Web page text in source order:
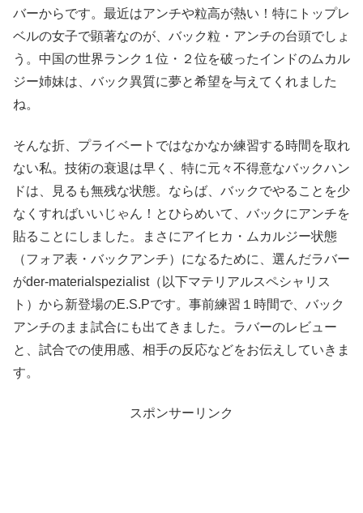
バーからです。最近はアンチや粒高が熱い！特にトップレ
ベルの女子で顕著なのが、バック粒・アンチの台頭でしょ
う。中国の世界ランク１位・２位を破ったインドのムカル
ジー姉妹は、バック異質に夢と希望を与えてくれました
ね。
そんな折、プライベートではなかなか練習する時間を取れ
ない私。技術の衰退は早く、特に元々不得意なバックハン
ドは、見るも無残な状態。ならば、バックでやることを少
なくすればいいじゃん！とひらめいて、バックにアンチを
貼ることにしました。まさにアイヒカ・ムカルジー状態
（フォア表・バックアンチ）になるために、選んだラバー
がder-materialspezialist（以下マテリアルスペシャリス
ト）から新登場のE.S.Pです。事前練習１時間で、バック
アンチのまま試合にも出てきました。ラバーのレビュー
と、試合での使用感、相手の反応などをお伝えしていきま
す。
スポンサーリンク